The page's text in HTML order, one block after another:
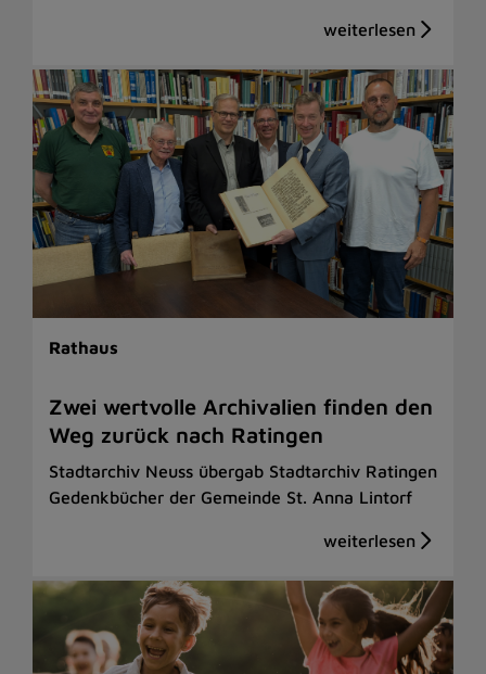
Rathaus
Zwei wertvolle Archivalien finden den
Weg zurück nach Ratingen
Stadtarchiv Neuss übergab Stadtarchiv Ratingen
Gedenkbücher der Gemeinde St. Anna Lintorf